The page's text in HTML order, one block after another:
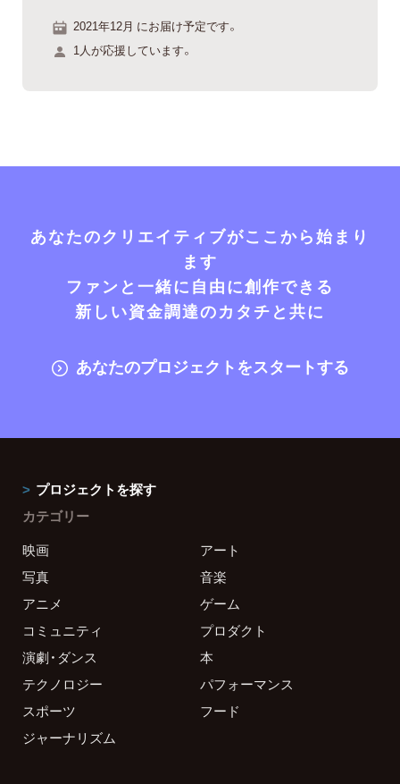
2021年12月 にお届け予定です。
1人が応援しています。
あなたのクリエイティブがここから始まり
ます
ファンと一緒に自由に創作できる
新しい資金調達のカタチと共に
あなたのプロジェクトをスタートする
プロジェクトを探す
カテゴリー
映画
アート
写真
音楽
アニメ
ゲーム
コミュニティ
プロダクト
演劇・ダンス
本
テクノロジー
パフォーマンス
スポーツ
フード
ジャーナリズム